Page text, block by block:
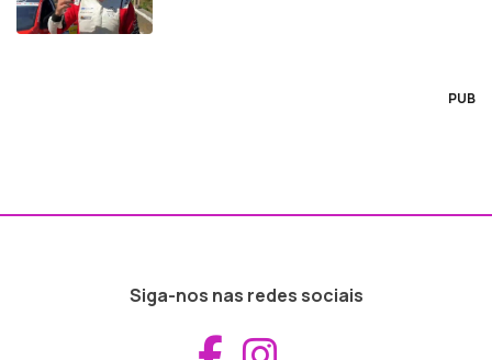
PUB
Siga-nos nas redes sociais